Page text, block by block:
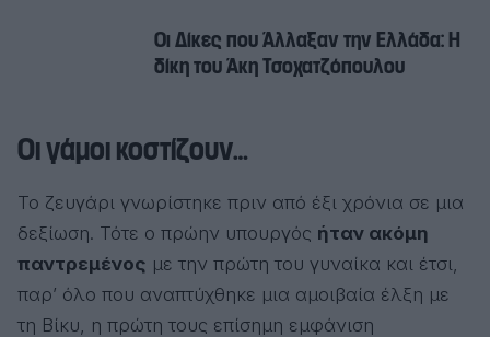
Οι Δίκες που Άλλαξαν την Ελλάδα: Η
δίκη του Άκη Τσοχατζόπουλου
Οι γάμοι κοστίζουν…
Το ζευγάρι γνωρίστηκε πριν από έξι χρόνια σε μια
δεξίωση. Τότε ο πρώην υπουργός ήταν ακόμη
παντρεμένος με την πρώτη του γυναίκα και έτσι,
παρ’ όλο που αναπτύχθηκε μια αμοιβαία έλξη με
τη Βίκυ, η πρώτη τους επίσημη εμφάνιση